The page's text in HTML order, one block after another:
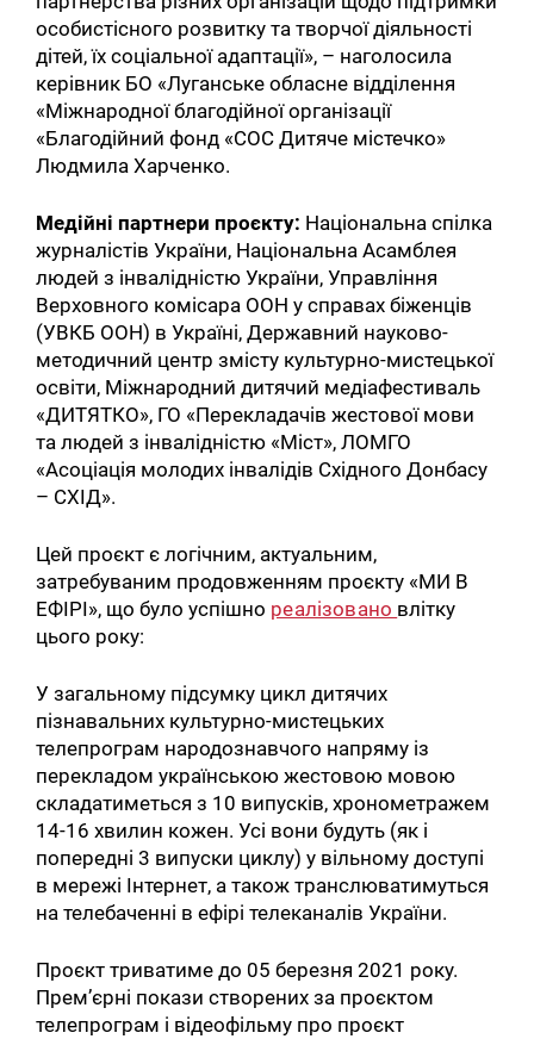
особистісного розвитку та творчої діяльності
дітей, їх соціальної адаптації», – наголосила
керівник БО «Луганське обласне відділення
«Міжнародної благодійної організації
«Благодійний фонд «СОС Дитяче містечко»
Людмила Харченко.
Медійні партнери проєкту: Національна спілка
журналістів України, Національна Асамблея
людей з інвалідністю України, Управління
Верховного комісара ООН у справах біженців
(УВКБ ООН) в Україні, Державний науково-
методичний центр змісту культурно-мистецької
освіти, Міжнародний дитячий медіафестиваль
«ДИТЯТКО», ГО «Перекладачів жестової мови
та людей з інвалідністю «Міст», ЛОМГО
«Асоціація молодих інвалідів Східного Донбасу
– СХІД».
Цей проєкт є логічним, актуальним,
затребуваним продовженням проєкту «МИ В
ЕФІРІ», що було успішно реалізовано влітку
цього року:
У загальному підсумку цикл дитячих
пізнавальних культурно-мистецьких
телепрограм народознавчого напряму із
перекладом українською жестовою мовою
складатиметься з 10 випусків, хронометражем
14-16 хвилин кожен. Усі вони будуть (як і
попередні 3 випуски циклу) у вільному доступі
в мережі Інтернет, а також транслюватимуться
на телебаченні в ефірі телеканалів України.
Проєкт триватиме до 05 березня 2021 року.
Прем’єрні покази створених за проєктом
телепрограм і відеофільму про проєкт